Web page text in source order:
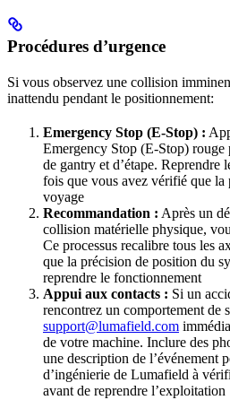
Procédures d’urgence
Si vous observez une collision
inattendu pendant le positionnement:
Emergency Stop (E-Stop) :
Emergency Stop (E-Stop)
de gantry et d’étape. Reprendre
fois que vous avez vérifié que la
voyage
Recommandation : Après un
collision matérielle physique,
Ce processus recalibre tous les
que la précision de position du
reprendre le fonctionnement
Appui aux contacts : Si un
rencontrez un comportement de
support@lumafield.com
de votre machine. Inclure des
une description de l’événement
d’ingénierie de Lumafield à
avant de reprendre l’exploitation